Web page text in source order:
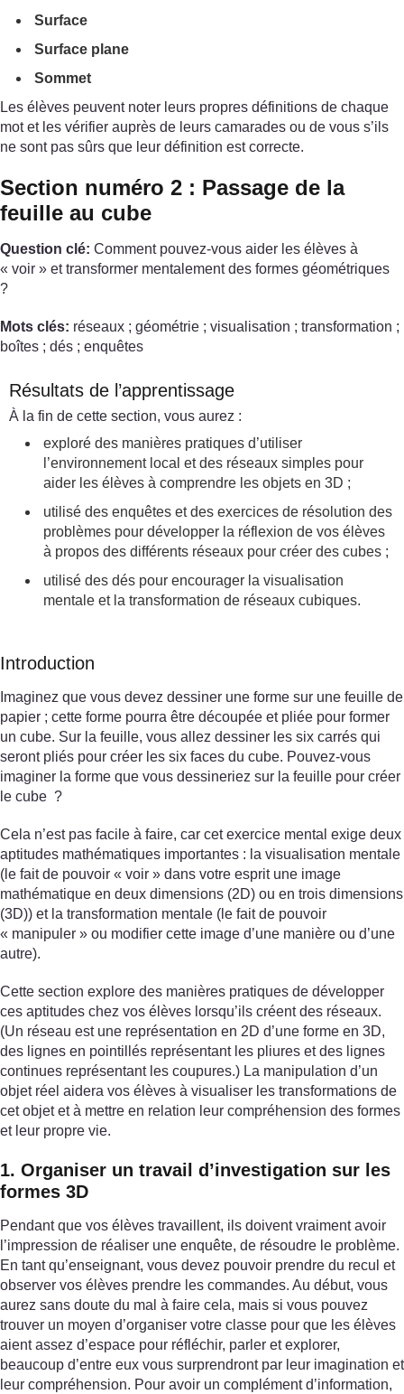
Surface
Surface plane
Sommet
Les élèves peuvent noter leurs propres définitions de chaque
mot et les vérifier auprès de leurs camarades ou de vous s’ils
ne sont pas sûrs que leur définition est correcte.
Section numéro 2 : Passage de la
feuille au cube
Question clé: Comment pouvez-vous aider les élèves à
« voir » et transformer mentalement des formes géométriques
?
Mots clés: réseaux ; géométrie ; visualisation ; transformation ;
boîtes ; dés ; enquêtes
Résultats de l’apprentissage
À la fin de cette section, vous aurez :
exploré des manières pratiques d’utiliser
l’environnement local et des réseaux simples pour
aider les élèves à comprendre les objets en 3D ;
utilisé des enquêtes et des exercices de résolution des
problèmes pour développer la réflexion de vos élèves
à propos des différents réseaux pour créer des cubes ;
utilisé des dés pour encourager la visualisation
mentale et la transformation de réseaux cubiques.
Introduction
Imaginez que vous devez dessiner une forme sur une feuille de
papier ; cette forme pourra être découpée et pliée pour former
un cube. Sur la feuille, vous allez dessiner les six carrés qui
seront pliés pour créer les six faces du cube. Pouvez-vous
imaginer la forme que vous dessineriez sur la feuille pour créer
le cube ?
Cela n’est pas facile à faire, car cet exercice mental exige deux
aptitudes mathématiques importantes : la visualisation mentale
(le fait de pouvoir « voir » dans votre esprit une image
mathématique en deux dimensions (2D) ou en trois dimensions
(3D)) et la transformation mentale (le fait de pouvoir
« manipuler » ou modifier cette image d’une manière ou d’une
autre).
Cette section explore des manières pratiques de développer
ces aptitudes chez vos élèves lorsqu’ils créent des réseaux.
(Un réseau est une représentation en 2D d’une forme en 3D,
des lignes en pointillés représentant les pliures et des lignes
continues représentant les coupures.) La manipulation d’un
objet réel aidera vos élèves à visualiser les transformations de
cet objet et à mettre en relation leur compréhension des formes
et leur propre vie.
1. Organiser un travail d’investigation sur les
formes 3D
Pendant que vos élèves travaillent, ils doivent vraiment avoir
l’impression de réaliser une enquête, de résoudre le problème.
En tant qu’enseignant, vous devez pouvoir prendre du recul et
observer vos élèves prendre les commandes. Au début, vous
aurez sans doute du mal à faire cela, mais si vous pouvez
trouver un moyen d’organiser votre classe pour que les élèves
aient assez d’espace pour réfléchir, parler et explorer,
beaucoup d’entre eux vous surprendront par leur imagination et
leur compréhension. Pour avoir un complément d’information,